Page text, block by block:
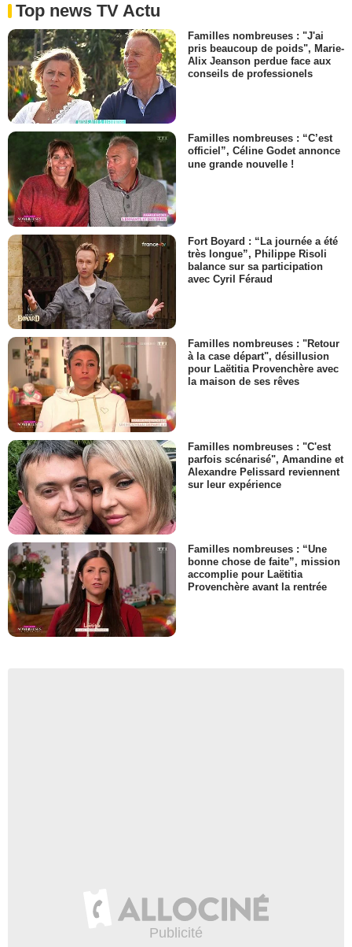
Top news TV Actu
Familles nombreuses : "J'ai
pris beaucoup de poids", Marie-
Alix Jeanson perdue face aux
conseils de professionels
Familles nombreuses : “C’est
officiel”, Céline Godet annonce
une grande nouvelle !
Fort Boyard : “La journée a été
très longue”, Philippe Risoli
balance sur sa participation
avec Cyril Féraud
Familles nombreuses : "Retour
à la case départ", désillusion
pour Laëtitia Provenchère avec
la maison de ses rêves
Familles nombreuses : "C'est
parfois scénarisé", Amandine et
Alexandre Pelissard reviennent
sur leur expérience
Familles nombreuses : “Une
bonne chose de faite”, mission
accomplie pour Laëtitia
Provenchère avant la rentrée